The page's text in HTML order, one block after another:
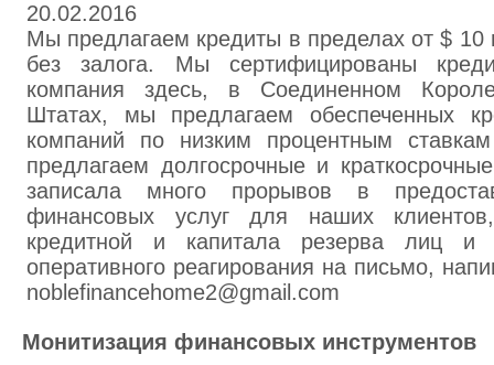
20.02.2016
Мы предлагаем кредиты в пределах от $
без залога. Мы сертифицированы
компания здесь, в Соединенном
Штатах, мы предлагаем обеспеченных
компаний по низким процентным
предлагаем долгосрочные и
записала много прорывов в
финансовых услуг для наших
кредитной и капитала резерва лиц
оперативного реагирования на письмо,
noblefinancehome2@gmail.com
Монитизация финансовых инструментов